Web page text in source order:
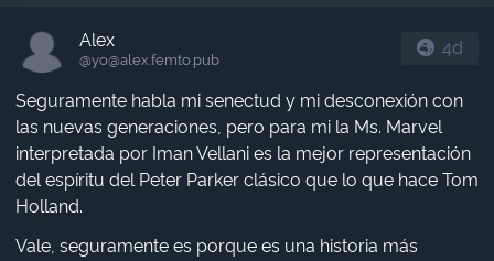
Alex
@yo​@alex.femto.pub
4d
Seguramente habla mi senectud y mi desconexión con
las nuevas generaciones, pero para mi la Ms. Marvel
interpretada por Iman Vellani es la mejor representación
del espíritu del Peter Parker clásico que lo que hace Tom
Holland.
Vale, seguramente es porque es una historia más